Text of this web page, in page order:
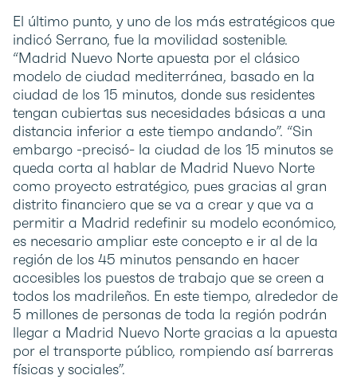
El último punto, y uno de los más estratégicos que
indicó Serrano, fue la movilidad sostenible.
“Madrid Nuevo Norte apuesta por el clásico
modelo de ciudad mediterránea, basado en la
ciudad de los 15 minutos, donde sus residentes
tengan cubiertas sus necesidades básicas a una
distancia inferior a este tiempo andando”. “Sin
embargo -precisó- la ciudad de los 15 minutos se
queda corta al hablar de Madrid Nuevo Norte
como proyecto estratégico, pues gracias al gran
distrito financiero que se va a crear y que va a
permitir a Madrid redefinir su modelo económico,
es necesario ampliar este concepto e ir al de la
región de los 45 minutos pensando en hacer
accesibles los puestos de trabajo que se creen a
todos los madrileños. En este tiempo, alrededor de
5 millones de personas de toda la región podrán
llegar a Madrid Nuevo Norte gracias a la apuesta
por el transporte público, rompiendo así barreras
físicas y sociales”.